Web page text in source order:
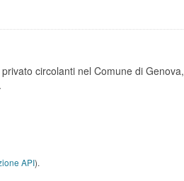
circolanti nel Comune di Genova,
API).